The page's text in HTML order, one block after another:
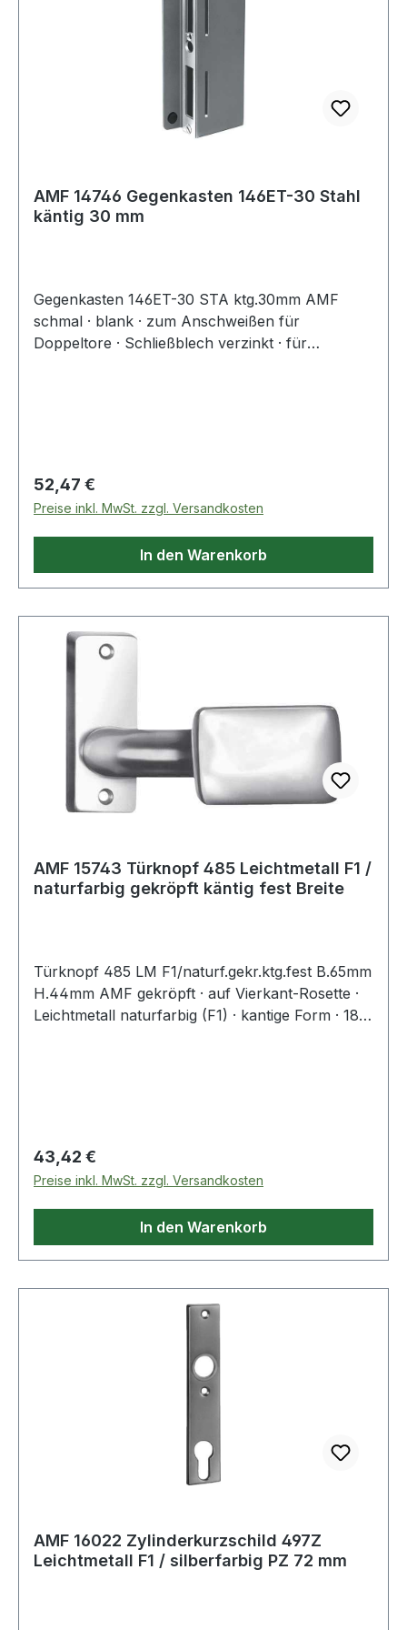
AMF 14746 Gegenkasten 146ET-30 Stahl
käntig 30 mm
Gegenkasten 146ET-30 STA ktg.30mm AMF
schmal · blank · zum Anschweißen für
Doppeltore · Schließblech verzinkt · für
Regulärer Preis:
52,47 €
Preise inkl. MwSt. zzgl. Versandkosten
In den Warenkorb
AMF 15743 Türknopf 485 Leichtmetall F1 /
naturfarbig gekröpft käntig fest Breite
Türknopf 485 LM F1/naturf.gekr.ktg.fest B.65mm
H.44mm AMF gekröpft · auf Vierkant-Rosette ·
Leichtmetall naturfarbig (F1) · kantige Form · 18
Eigenschaften: · Schraublochabstand: 67mm ·
Typ: fest · Vierkant: 8mm
Regulärer Preis:
43,42 €
Preise inkl. MwSt. zzgl. Versandkosten
In den Warenkorb
AMF 16022 Zylinderkurzschild 497Z
Leichtmetall F1 / silberfarbig PZ 72 mm